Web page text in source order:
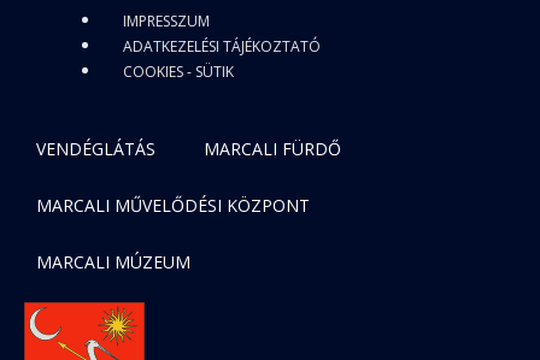
IMPRESSZUM
ADATKEZELÉSI TÁJÉKOZTATÓ
COOKIES - SÜTIK
VENDÉGLÁTÁS MARCALI FÜRDŐ
MARCALI MŰVELŐDÉSI KÖZPONT
MARCALI MÚZEUM